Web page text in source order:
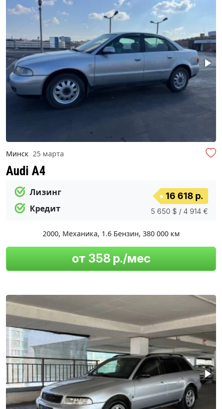
Минск 25 марта
Audi A4
Лизинг
Кредит
16 618 р.
5 650 $ / 4 914 €
2000, Механика, 1.6 Бензин, 380 000 км
от 358 р./мес